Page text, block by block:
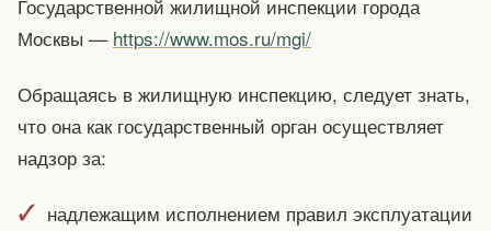
Государственной жилищной инспекции города
Москвы — https://www.mos.ru/mgi/
Обращаясь в жилищную инспекцию, следует знать,
что она как государственный орган осуществляет
надзор за:
надлежащим исполнением правил эксплуатации